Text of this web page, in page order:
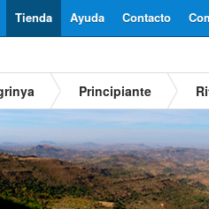
Contacto
Ayuda
Tienda
Principiante